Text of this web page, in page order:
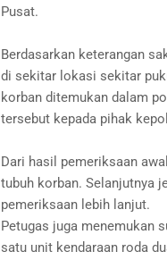
Pusat.
Berdasarkan keterangan
di sekitar lokasi sekitar
korban ditemukan dalam
tersebut kepada pihak
Dari hasil pemeriksaan
tubuh korban. Selanjutnya
pemeriksaan lebih lanjut.
Petugas juga menemukan
satu unit kendaraan roda